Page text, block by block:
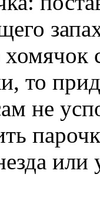
то
не